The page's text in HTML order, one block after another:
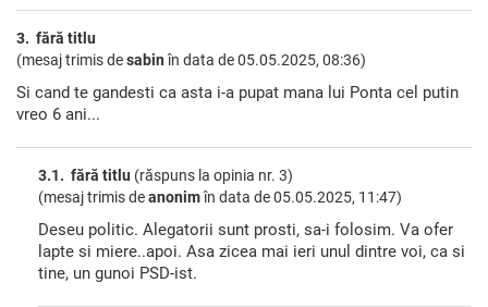
3. fără titlu
(mesaj trimis desabin în data de05.05.2025, 08:36)
Si cand te gandesti ca asta i-a pupat mana lui Ponta cel putin
vreo 6 ani...
3.1. fără titlu (răspuns la opinia nr. 3)
(mesaj trimis deanonimîn data de05.05.2025, 11:47)
Deseu politic. Alegatorii sunt prosti, sa-i folosim. Va ofer
lapte si miere..apoi. Asa zicea mai ieri unul dintre voi, ca si
tine, un gunoi PSD-ist.